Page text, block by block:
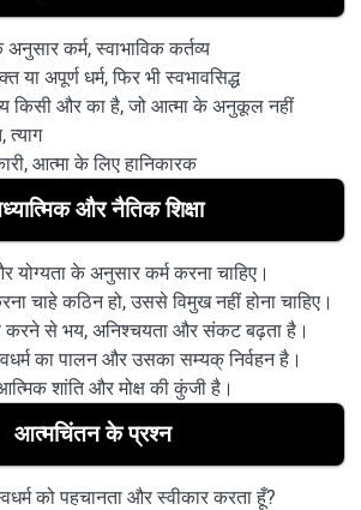
कर्म, स्वाभाविक कर्तव्य
या अपूर्ण धर्म, फिर भी स्वभावसिद्ध
किसी और का है, जो आत्मा के अनुकूल नहीं
आत्मा के लिए हानिकारक
और नैतिक शिक्षा
योग्यता के अनुसार कर्म करना चाहिए।
चाहे कठिन हो, उससे विमुख नहीं होना चाहिए।
करने से भय, अनिश्चयता और संकट बढ़ता है।
का पालन और उसका सम्यक् निर्वहन है।
शांति और मोक्ष की कुंजी है।
आत्मचिंतन के प्रश्न
को पहचानता और स्वीकार करता हूँ?